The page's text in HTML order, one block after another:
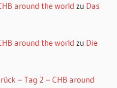
around the world zu Das
around the world zu Die
– Tag 2 – CHB around